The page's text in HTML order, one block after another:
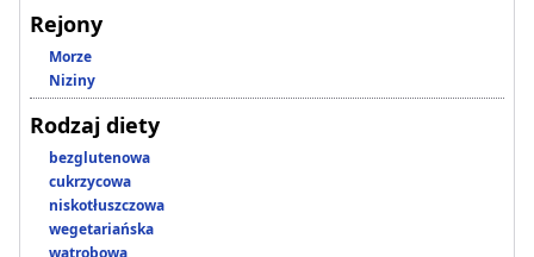
Rejony
Morze
Niziny
Rodzaj diety
bezglutenowa
cukrzycowa
niskotłuszczowa
wegetariańska